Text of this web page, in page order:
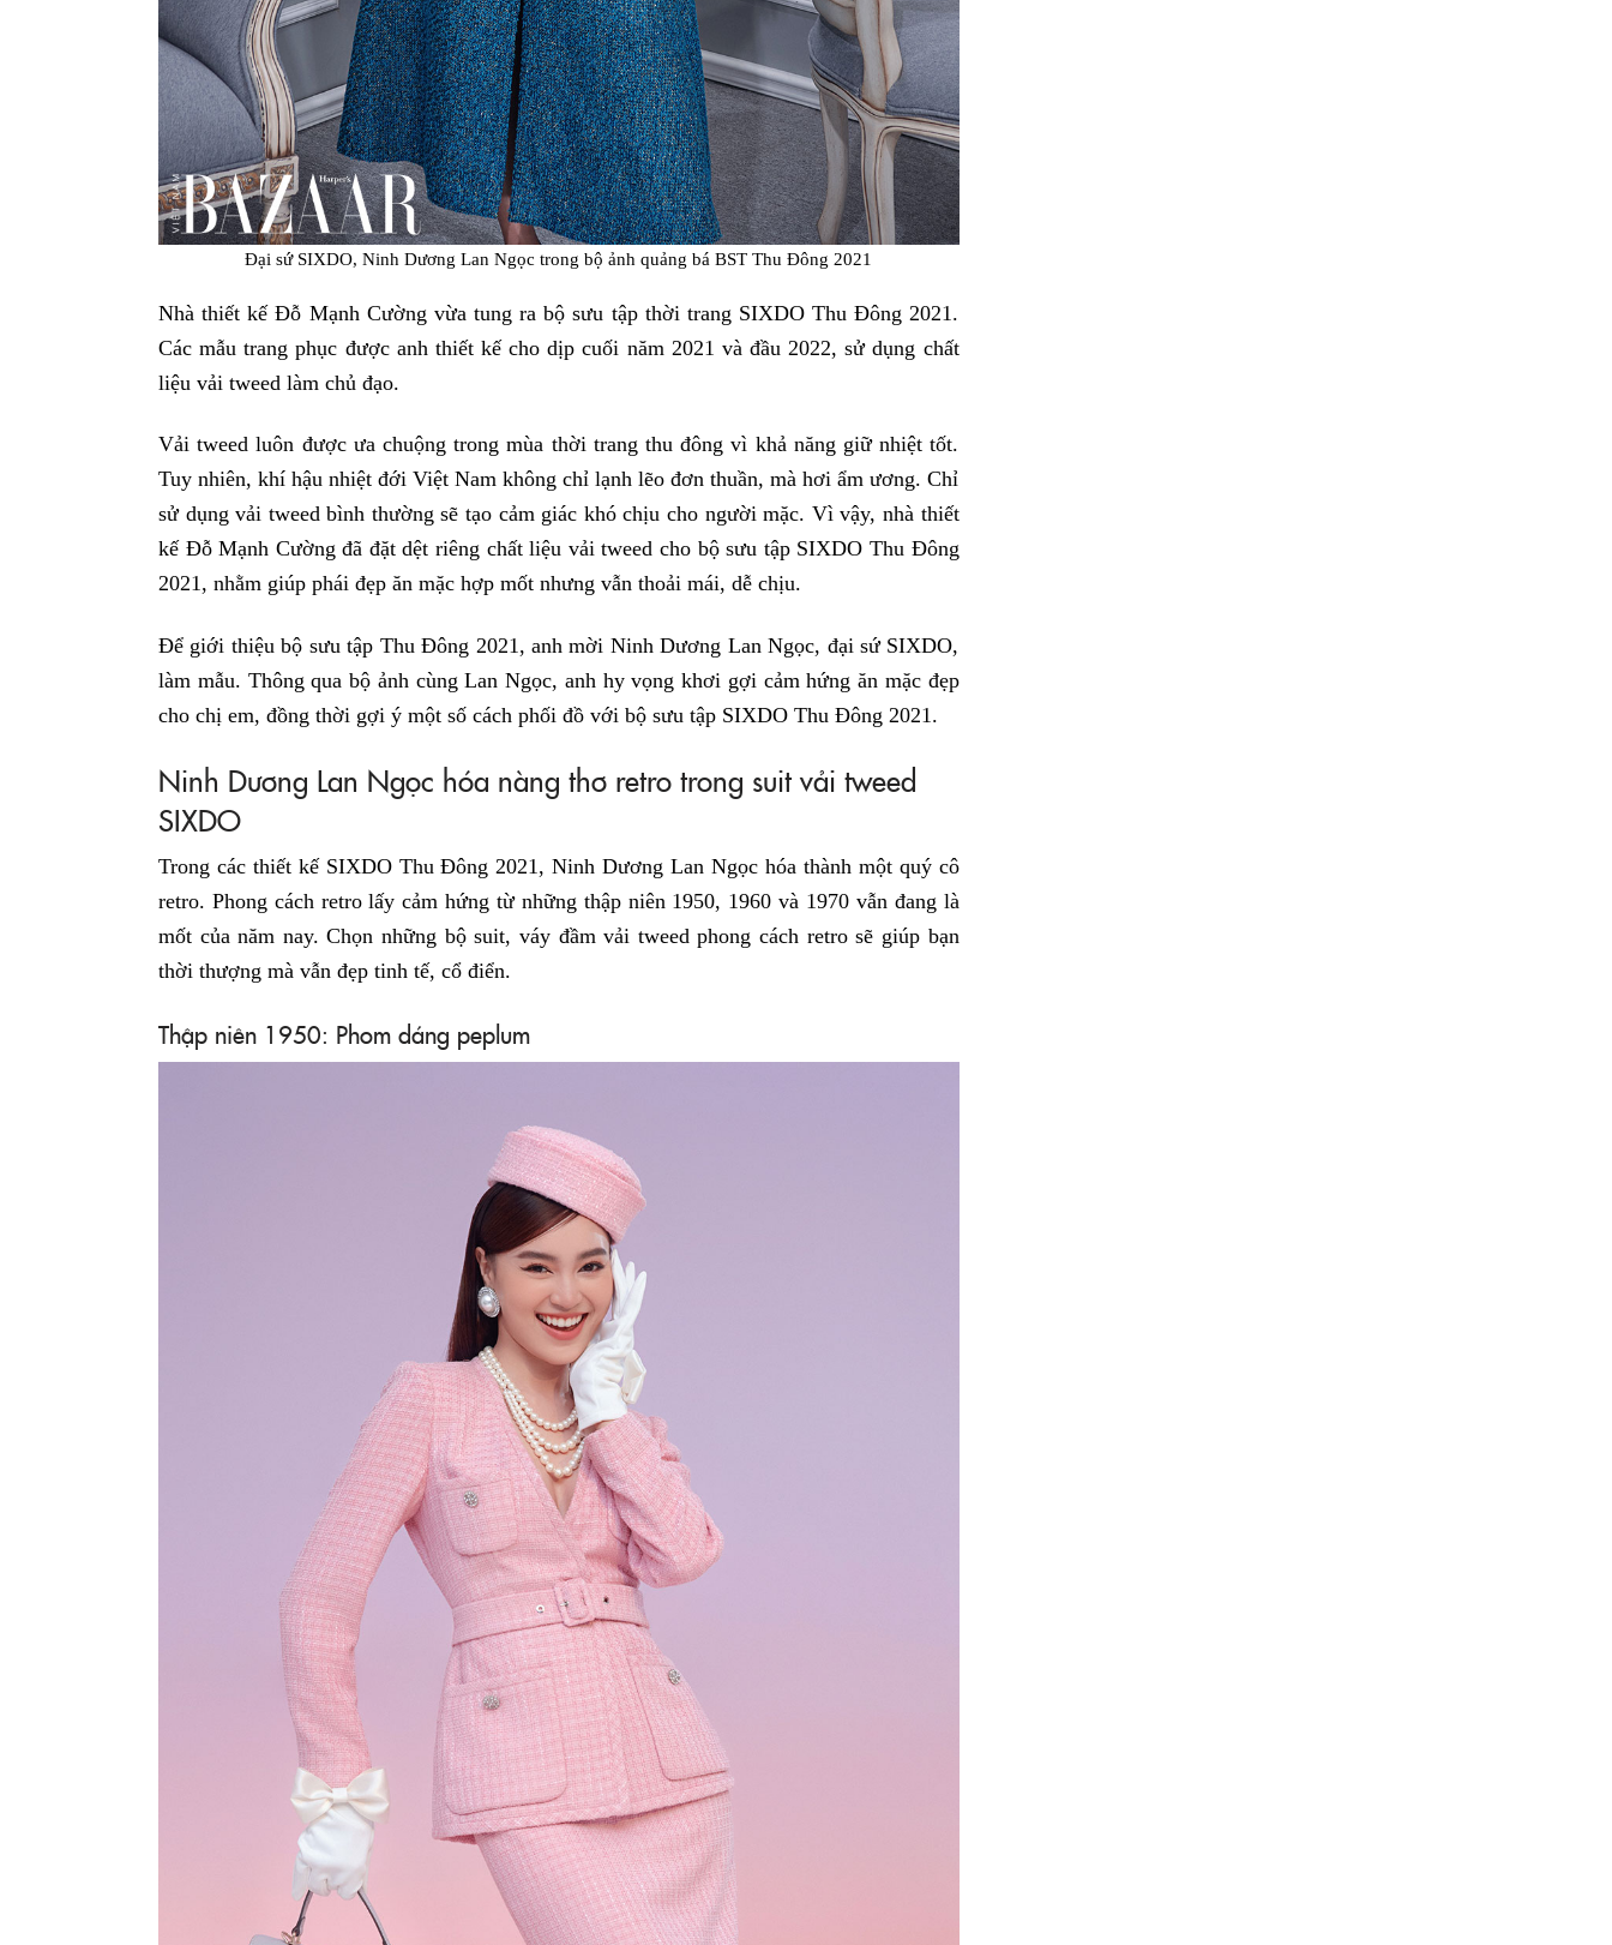
Đại sứ SIXDO, Ninh Dương Lan Ngọc trong bộ ảnh quảng bá BST Thu Đông 2021
Nhà thiết kế Đỗ Mạnh Cường vừa tung ra bộ sưu tập thời trang SIXDO Thu Đông 2021.
Các mẫu trang phục được anh thiết kế cho dịp cuối năm 2021 và đầu 2022, sử dụng chất
liệu vải tweed làm chủ đạo.
Vải tweed luôn được ưa chuộng trong mùa thời trang thu đông vì khả năng giữ nhiệt tốt.
Tuy nhiên, khí hậu nhiệt đới Việt Nam không chỉ lạnh lẽo đơn thuần, mà hơi ẩm ương. Chỉ
sử dụng vải tweed bình thường sẽ tạo cảm giác khó chịu cho người mặc. Vì vậy, nhà thiết
kế Đỗ Mạnh Cường đã đặt dệt riêng chất liệu vải tweed cho bộ sưu tập SIXDO Thu Đông
2021, nhằm giúp phái đẹp ăn mặc hợp mốt nhưng vẫn thoải mái, dễ chịu.
Để giới thiệu bộ sưu tập Thu Đông 2021, anh mời Ninh Dương Lan Ngọc, đại sứ SIXDO,
làm mẫu. Thông qua bộ ảnh cùng Lan Ngọc, anh hy vọng khơi gợi cảm hứng ăn mặc đẹp
cho chị em, đồng thời gợi ý một số cách phối đồ với bộ sưu tập SIXDO Thu Đông 2021.
Ninh Dương Lan Ngọc hóa nàng thơ retro trong suit vải tweed
SIXDO
Trong các thiết kế SIXDO Thu Đông 2021, Ninh Dương Lan Ngọc hóa thành một quý cô
retro. Phong cách retro lấy cảm hứng từ những thập niên 1950, 1960 và 1970 vẫn đang là
mốt của năm nay. Chọn những bộ suit, váy đầm vải tweed phong cách retro sẽ giúp bạn
thời thượng mà vẫn đẹp tinh tế, cổ điển.
Thập niên 1950: Phom dáng peplum